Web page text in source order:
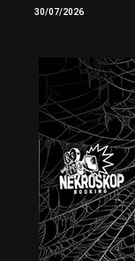
30/07/2026